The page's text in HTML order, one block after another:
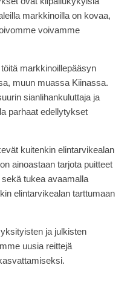
markkinoilla on kovaa,
voivamme
markkinoillepääsyn
muun muassa Kiinassa.
sianlihankuluttaja ja
parhaat edellytykset
kuitenkin elintarvikealan
ainoastaan tarjota puitteet
tukea avaamalla
elintarvikealan tarttumaan
ja julkisten
uusia reittejä